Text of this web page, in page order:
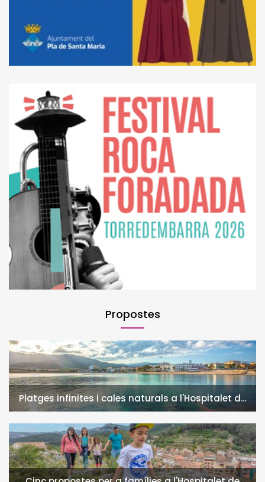
Propostes
Platges infinites i cales naturals a l'Hospitalet de
l'Infant i la Vall de Llors